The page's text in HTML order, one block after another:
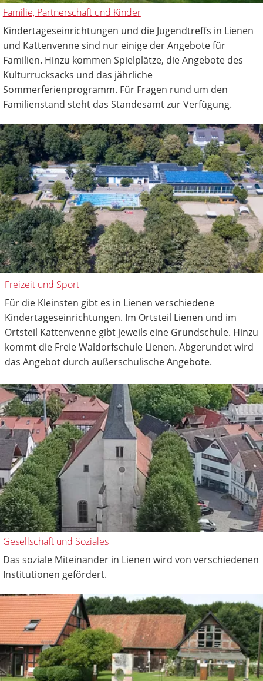
Familie, Partnerschaft und Kinder
Kindertageseinrichtungen und die Jugendtreffs in Lienen
und Kattenvenne sind nur einige der Angebote für
Familien. Hinzu kommen Spielplätze, die Angebote des
Kulturrucksacks und das jährliche
Sommerferienprogramm. Für Fragen rund um den
Familienstand steht das Standesamt zur Verfügung.
Freizeit und Sport
Für die Kleinsten gibt es in Lienen verschiedene
Kindertageseinrichtungen. Im Ortsteil Lienen und im
Ortsteil Kattenvenne gibt jeweils eine Grundschule. Hinzu
kommt die Freie Waldorfschule Lienen. Abgerundet wird
das Angebot durch außerschulische Angebote.
Gesellschaft und Soziales
Das soziale Miteinander in Lienen wird von verschiedenen
Institutionen gefördert.